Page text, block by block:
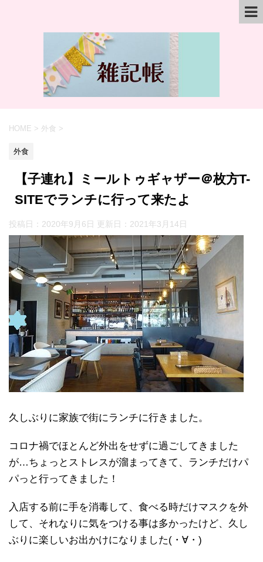
HOME > 外食 >
外食
【子連れ】ミールトゥギャザー＠枚方T-
SITEでランチに行って来たよ
投稿日：2020年9月6日 更新日： 2021年3月14日
久しぶりに家族で街にランチに行きました。
コロナ禍でほとんど外出をせずに過ごしてきました
が…ちょっとストレスが溜まってきて、ランチだけパ
パっと行ってきました！
入店する前に手を消毒して、食べる時だけマスクを外
して、それなりに気をつける事は多かったけど、久し
ぶりに楽しいお出かけになりました(・∀・)